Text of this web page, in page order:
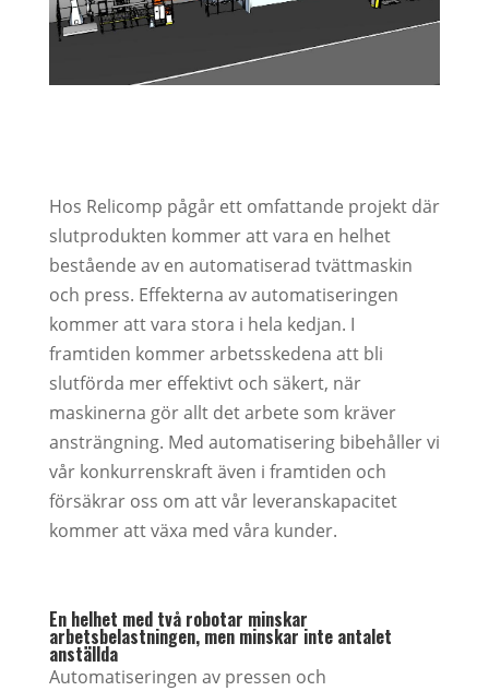
Hos Relicomp pågår ett omfattande projekt där
slutprodukten kommer att vara en helhet
bestående av en automatiserad tvättmaskin
och press. Effekterna av automatiseringen
kommer att vara stora i hela kedjan. I
framtiden kommer arbetsskedena att bli
slutförda mer effektivt och säkert, när
maskinerna gör allt det arbete som kräver
ansträngning. Med automatisering bibehåller vi
vår konkurrenskraft även i framtiden och
försäkrar oss om att vår leveranskapacitet
kommer att växa med våra kunder.
En helhet med två robotar minskar
arbetsbelastningen, men minskar inte antalet
anställda
Automatiseringen av pressen och